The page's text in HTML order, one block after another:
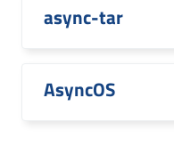
async-tar
AsyncOS